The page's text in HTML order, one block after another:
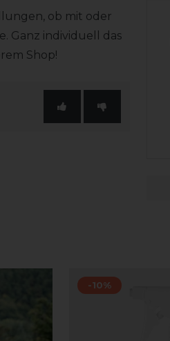
ob mit oder
Ganz individuell das
Shop!
-10%